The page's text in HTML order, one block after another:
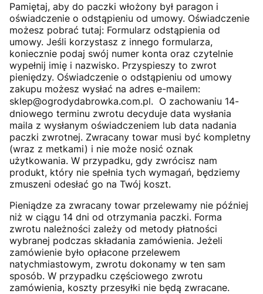
Pamiętaj, aby do paczki włożony był paragon i
oświadczenie o odstąpieniu od umowy. Oświadczenie
możesz pobrać tutaj: Formularz odstąpienia od
umowy. Jeśli korzystasz z innego formularza,
koniecznie podaj swój numer konta oraz czytelnie
wypełnij imię i nazwisko. Przyspieszy to zwrot
pieniędzy. Oświadczenie o odstąpieniu od umowy
zakupu możesz wysłać na adres e-mailem:
sklep@ogrodydabrowka.com.pl. O zachowaniu 14-
dniowego terminu zwrotu decyduje data wysłania
maila z wysłanym oświadczeniem lub data nadania
paczki zwrotnej. Zwracany towar musi być kompletny
(wraz z metkami) i nie może nosić oznak
użytkowania. W przypadku, gdy zwrócisz nam
produkt, który nie spełnia tych wymagań, będziemy
zmuszeni odesłać go na Twój koszt.
Pieniądze za zwracany towar przelewamy nie później
niż w ciągu 14 dni od otrzymania paczki. Forma
zwrotu należności zależy od metody płatności
wybranej podczas składania zamówienia. Jeżeli
zamówienie było opłacone przelewem
natychmiastowym, zwrotu dokonamy w ten sam
sposób. W przypadku częściowego zwrotu
zamówienia, koszty przesyłki nie będą zwracane.